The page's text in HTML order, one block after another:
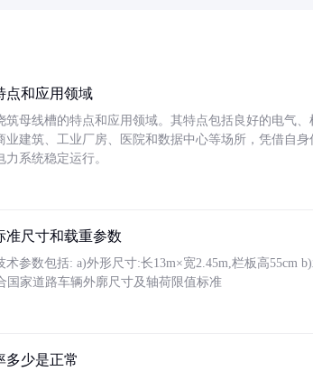
点和应用领域
筑母线槽的特点和应用领域。其特点包括良好的电气
业建筑、工业厂房、医院和数据中心等场所，凭借自
系统稳定运行。
准尺寸和载重参数
术参数包括: a)外形尺寸:长13m×宽2.45m,栏板高55cm
国家道路车辆外廓尺寸及轴荷限值标准
多少是正常